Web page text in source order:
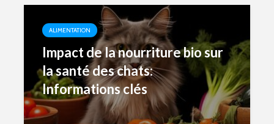
ALIMENTATION
Impact de la nourriture bio sur
la santé des chats:
Informations clés